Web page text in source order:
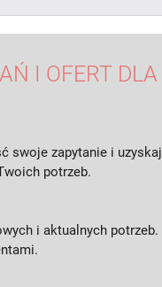
I OFERT DLA
swoje zapytanie i uzyskaj
potrzeb.
i aktualnych potrzeb.